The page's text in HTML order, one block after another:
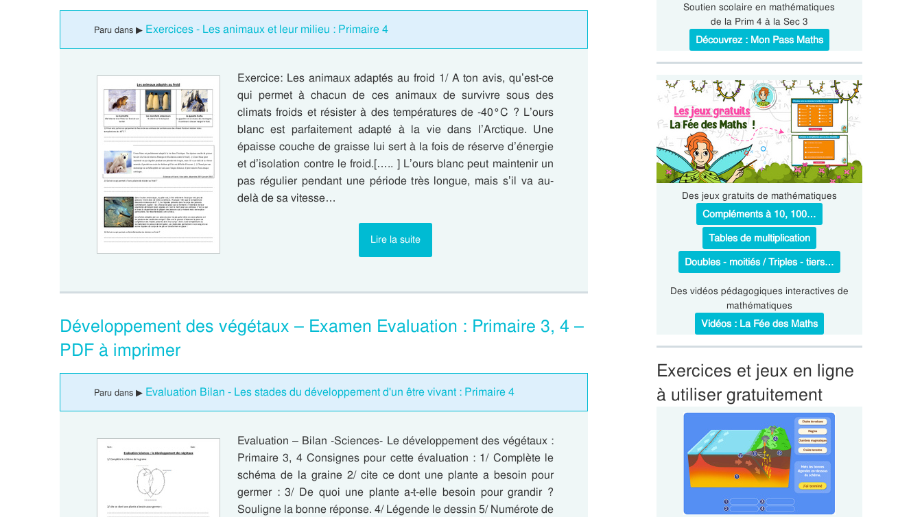
Paru dans ▶ Exercices - Les animaux et leur milieu : Primaire 4
Exercice: Les animaux adaptés au froid 1/ A ton avis, qu’est-ce
qui permet à chacun de ces animaux de survivre sous des
climats froids et résister à des températures de -40°C ? L’ours
blanc est parfaitement adapté à la vie dans l’Arctique. Une
épaisse couche de graisse lui sert à la fois de réserve d’énergie
et d’isolation contre le froid.[….. ] L’ours blanc peut maintenir un
pas régulier pendant une période très longue, mais s’il va au-
delà de sa vitesse…
Lire la suite
Développement des végétaux – Examen Evaluation : Primaire 3, 4 –
PDF à imprimer
Paru dans ▶ Evaluation Bilan - Les stades du développement d'un être vivant : Primaire 4
Evaluation – Bilan -Sciences- Le développement des végétaux :
Primaire 3, 4 Consignes pour cette évaluation : 1/ Complète le
schéma de la graine 2/ cite ce dont une plante a besoin pour
germer : 3/ De quoi une plante a-t-elle besoin pour grandir ?
Souligne la bonne réponse. 4/ Légende le dessin 5/ Numérote de
Soutien scolaire en mathématiques
de la Prim 4 à la Sec 3
Découvrez : Mon Pass Maths
Des jeux gratuits de mathématiques
Compléments à 10, 100…
Tables de multiplication
Doubles - moitiés / Triples - tiers…
Des vidéos pédagogiques interactives de
mathématiques
Vidéos : La Fée des Maths
Exercices et jeux en ligne
à utiliser gratuitement